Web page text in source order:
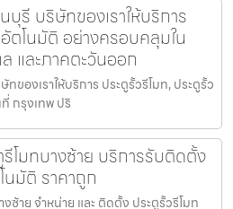
บุรี บริษัทของเราให้บริการ
ตโนมัติ อย่างครอบคลุมใน
และภาคตะวันออก
ของเราให้บริการ ประตูรั้วรีโมท, ประตูรั้ว
กรุงเทพ ปริ
โมทบางซ้าย บริการรับติดตั้ง
นมัติ ราคาถูก
ซ้าย จำหน่าย และ ติดตั้ง ประตูรั้วรีโมท